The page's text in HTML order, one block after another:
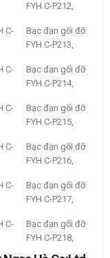
FYH C-P212,
C-
Bạc đạn gối đỡ
FYH C-P213,
C-
Bạc đạn gối đỡ
FYH C-P214,
C-
Bạc đạn gối đỡ
FYH C-P215,
C-
Bạc đạn gối đỡ
FYH C-P216,
C-
Bạc đạn gối đỡ
FYH C-P217,
C-
Bạc đạn gối đỡ
FYH C-P218,